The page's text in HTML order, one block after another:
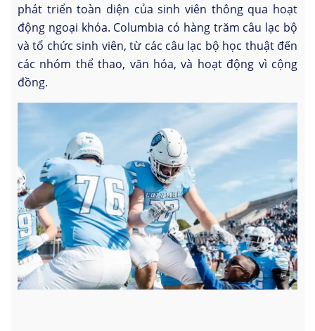
phát triển toàn diện của sinh viên thông qua hoạt
động ngoại khóa. Columbia có hàng trăm câu lạc bộ
và tổ chức sinh viên, từ các câu lạc bộ học thuật đến
các nhóm thể thao, văn hóa, và hoạt động vì cộng
đồng.